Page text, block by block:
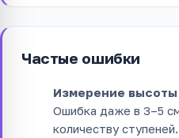
Частые ошибки
Измерение высоты
Ошибка даже в 3–5
количеству